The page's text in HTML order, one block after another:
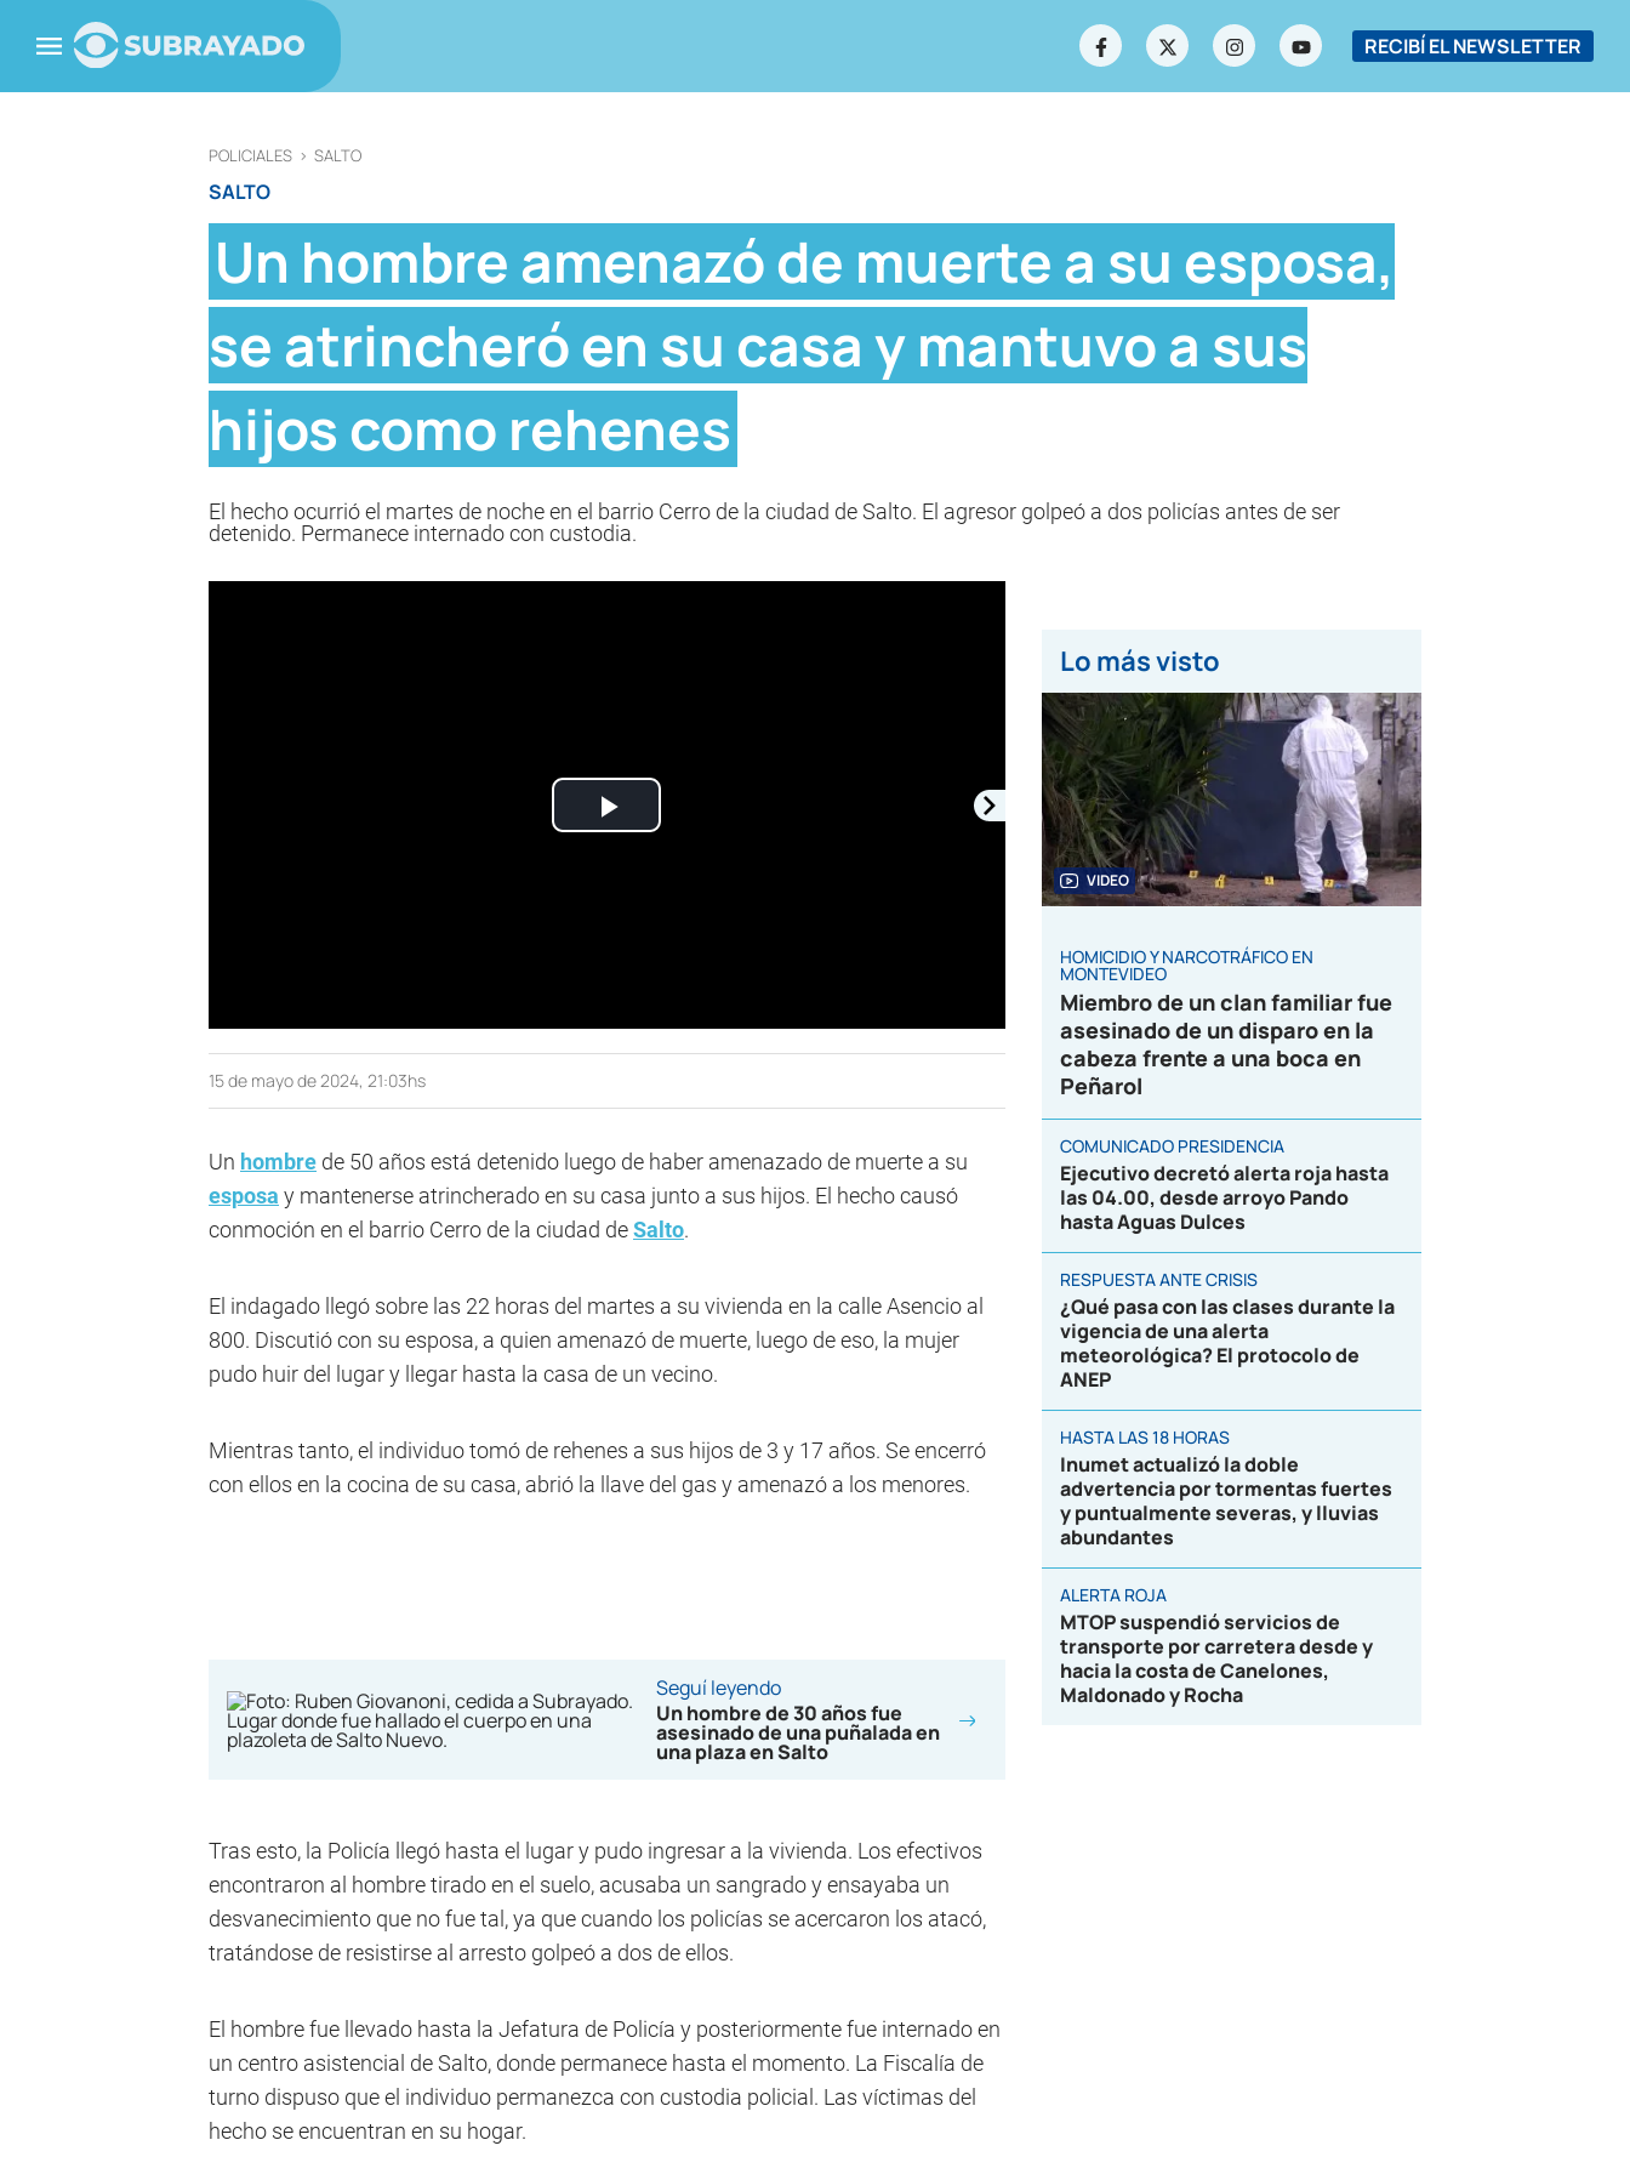
RECIBÍ EL NEWSLETTER
POLICIALES > SALTO
SALTO
Un hombre amenazó de muerte a su esposa,
se atrincheró en su casa y mantuvo a sus
hijos como rehenes
El hecho ocurrió el martes de noche en el barrio Cerro de la ciudad de Salto. El agresor golpeó a dos policías antes de ser
detenido. Permanece internado con custodia.
Play
15 de mayo de 2024, 21:03hs
Un hombre de 50 años está detenido luego de haber amenazado de muerte a su
esposa y mantenerse atrincherado en su casa junto a sus hijos. El hecho causó
conmoción en el barrio Cerro de la ciudad deSalto.
El indagado llegó sobre las 22 horas del martes a su vivienda en la calle Asencio al
800. Discutió con su esposa, a quien amenazó de muerte, luego de eso, la mujer
pudo huir del lugar y llegar hasta la casa de un vecino.
Mientras tanto, el individuo tomó de rehenes a sus hijos de 3 y 17 años. Se encerró
con ellos en la cocina de su casa, abrió la llave del gas y amenazó a los menores.
Seguí leyendo
Un hombre de 30 años fue
asesinado de una puñalada en
una plaza en Salto
Tras esto, la Policía llegó hasta el lugar y pudo ingresar a la vivienda. Los efectivos
encontraron al hombre tirado en el suelo, acusaba un sangrado y ensayaba un
desvanecimiento que no fue tal, ya que cuando los policías se acercaron los atacó,
tratándose de resistirse al arresto golpeó a dos de ellos.
El hombre fue llevado hasta la Jefatura de Policía y posteriormente fue internado en
un centro asistencial de Salto, donde permanece hasta el momento. La Fiscalía de
turno dispuso que el individuo permanezca con custodia policial. Las víctimas del
hecho se encuentran en su hogar.
Lo más visto
VIDEO
HOMICIDIO Y NARCOTRÁFICO EN
MONTEVIDEO
Miembro de un clan familiar fue
asesinado de un disparo en la
cabeza frente a una boca en
Peñarol
COMUNICADO PRESIDENCIA
Ejecutivo decretó alerta roja hasta
las 04.00, desde arroyo Pando
hasta Aguas Dulces
RESPUESTA ANTE CRISIS
¿Qué pasa con las clases durante la
vigencia de una alerta
meteorológica? El protocolo de
ANEP
HASTA LAS 18 HORAS
Inumet actualizó la doble
advertencia por tormentas fuertes
y puntualmente severas, y lluvias
abundantes
ALERTA ROJA
MTOP suspendió servicios de
transporte por carretera desde y
hacia la costa de Canelones,
Maldonado y Rocha